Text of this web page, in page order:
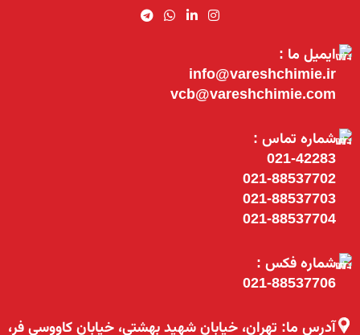
ایمیل ما :
info@vareshchimie.ir
vcb@vareshchimie.com
شماره تماس :
021-42283
021-88537702
021-88537703
021-88537704
شماره فکس :
021-88537706
آدرس ما: تهران، خیابان شهید بهشتی، خیابان کاووسی فر،